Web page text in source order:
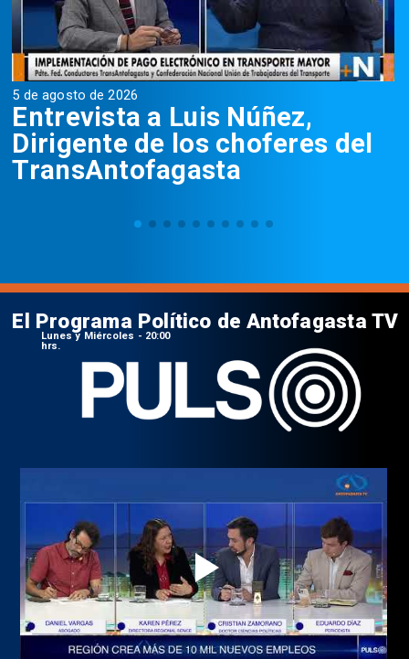
5 de agosto de 2026
Entrevista a Luis Núñez,
Dirigente de los choferes del
TransAntofagasta
El Programa Político de Antofagasta TV
Lunes y Miércoles - 20:00
hrs.